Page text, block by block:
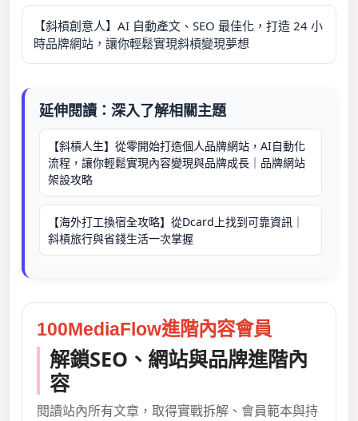
【斜槓創意人】AI 自動產文、SEO 最佳化，打造 24 小
時品牌網站，讓你輕鬆實現斜槓變現夢想
延伸閱讀：深入了解相關主題
【斜槓人生】從零開始打造個人品牌網站，AI自動化
流程，讓你輕鬆實現內容變現與品牌成長｜品牌網站
架設攻略
【海外打工換宿全攻略】從Dcard上找到可靠資訊｜
斜槓旅行與省錢生活一次掌握
100MediaFlow進階內容會員
解鎖SEO、網站與品牌進階內
容
閱讀站內所有文章，取得實戰拆解、會員範本與持